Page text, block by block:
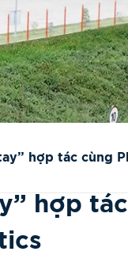
hợp tác cùng
hợp